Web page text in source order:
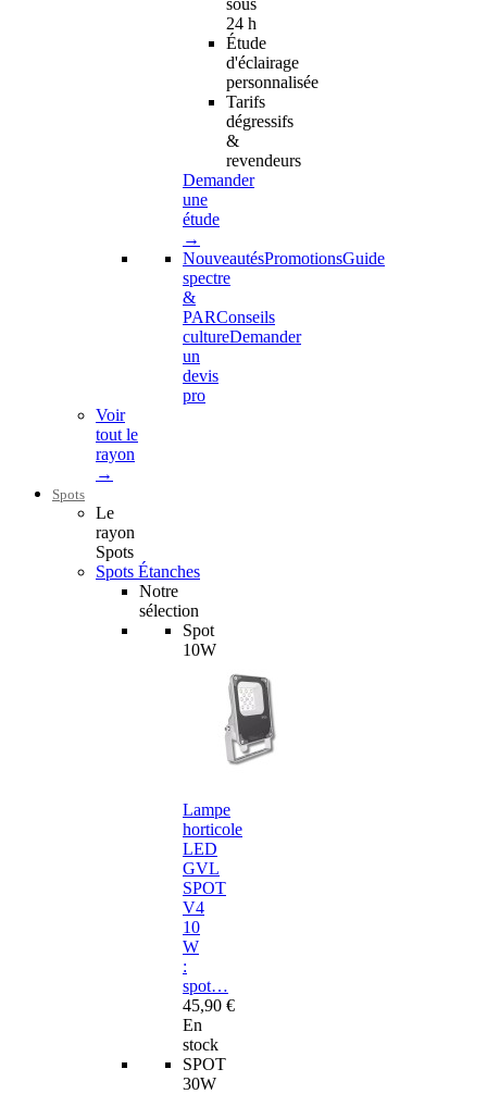
sous
24 h
Étude
d'éclairage
personnalisée
Tarifs
dégressifs
&
revendeurs
Demander
une
étude
→
NouveautésPromotionsGuide
spectre
&
PARConseils
cultureDemander
un
devis
pro
Voir
tout le
rayon
→
Spots
Le
rayon
Spots
Spots Étanches
Notre
sélection
Spot
10W
Lampe
horticole
LED
GVL
SPOT
V4
10
W
:
spot…
45,90 €
En
stock
SPOT
30W